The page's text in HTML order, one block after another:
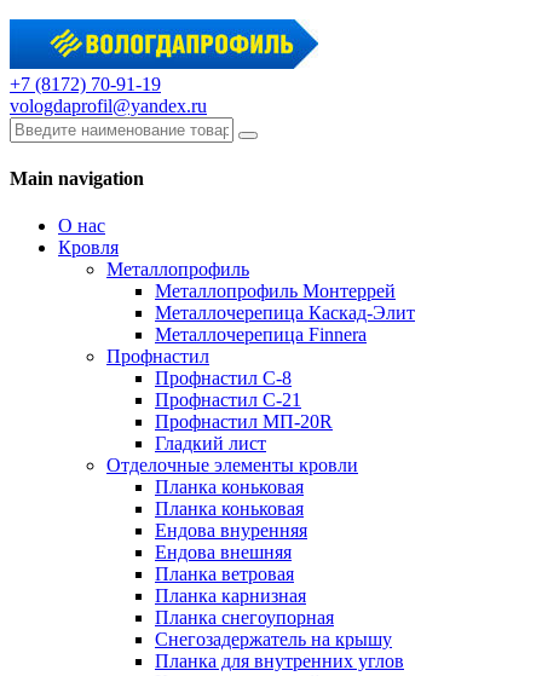
+7 (8172) 70-91-19
vologdaprofil@yandex.ru
Main navigation
О нас
Кровля
Металлопрофиль
Металлопрофиль Монтеррей
Металлочерепица Каскад-Элит
Металлочерепица Finnera
Профнастил
Профнастил С-8
Профнастил С-21
Профнастил МП-20R
Гладкий лист
Отделочные элементы кровли
Планка коньковая
Планка коньковая
Ендова внуренняя
Ендова внешняя
Планка ветровая
Планка карнизная
Планка снегоупорная
Снегозадержатель на крышу
Планка для внутренних углов